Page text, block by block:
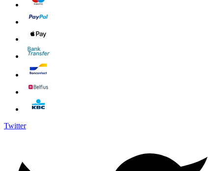
Twitter